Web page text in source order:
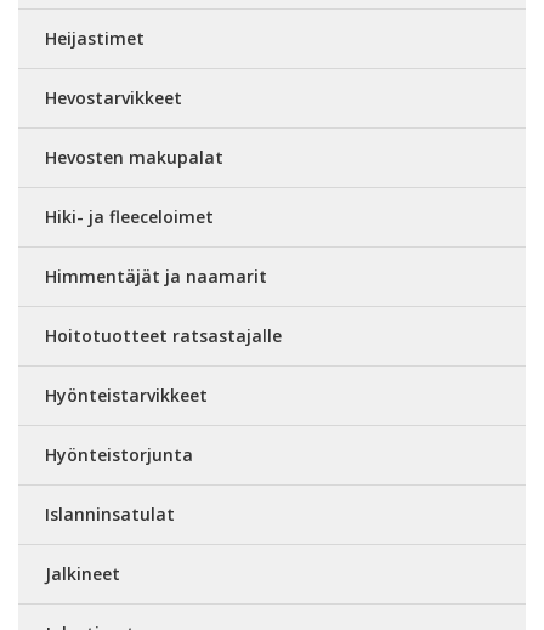
Heijastimet
Hevostarvikkeet
Hevosten makupalat
Hiki- ja fleeceloimet
Himmentäjät ja naamarit
Hoitotuotteet ratsastajalle
Hyönteistarvikkeet
Hyönteistorjunta
Islanninsatulat
Jalkineet